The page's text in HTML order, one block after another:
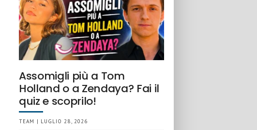
Assomigli più a Tom
Holland o a Zendaya? Fai il
quiz e scoprilo!
TEAM | LUGLIO 28, 2026